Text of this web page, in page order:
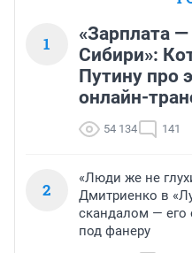
1
«Зарплата
Сибири»:
Путину про
онлайн-
54 134 141
2
«Люди же не
Дмитриенко в
скандалом — его
под фанеру